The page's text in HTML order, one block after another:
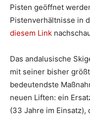
Pisten geöffnet
Pistenverhältnisse in
diesem Link
Das andalusische
mit seiner bisher
bedeutendste
neuen Liften: ein
(33 Jahre im